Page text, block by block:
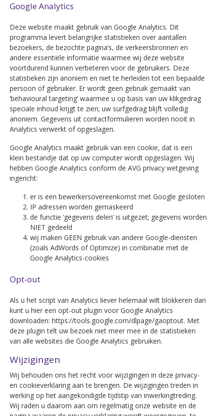
Google Analytics
Deze website maakt gebruik van Google Analytics. Dit
programma levert belangrijke statistieken over aantallen
bezoekers, de bezochte pagina’s, de verkeersbronnen en
andere essentiële informatie waarmee wij deze website
voortdurend kunnen verbeteren voor de gebruikers. Deze
statistieken zijn anoniem en niet te herleiden tot een bepaalde
persoon of gebruiker. Er wordt geen gebruik gemaakt van
‘behavioural targeting’ waarmee u op basis van uw klikgedrag
speciale inhoud krijgt te zien; uw surfgedrag blijft volledig
anoniem. Gegevens uit contactformulieren worden nooit in
Analytics verwerkt of opgeslagen.
Google Analytics maakt gebruik van een cookie, dat is een
klein bestandje dat op uw computer wordt opgeslagen. Wij
hebben Google Analytics conform de AVG privacy wetgeving
ingericht:
er is een bewerkersovereenkomst met Google gesloten
IP adressen worden gemaskeerd
de functie ‘gegevens delen’ is uitgezet; gegevens worden
NIET gedeeld
wij maken GEEN gebruik van andere Google-diensten
(zoals AdWords of Optimize) in combinatie met de
Google Analytics-cookies
Opt-out
Als u het script van Analytics liever helemaal wilt blokkeren dan
kunt u hier een opt-out plugin voor Google Analytics
downloaden: https://tools.google.com/dlpage/gaoptout. Met
deze plugin telt uw bezoek niet meer mee in de statistieken
van alle websites die Google Analytics gebruiken.
Wijzigingen
Wij behouden ons het recht voor wijzigingen in deze privacy-
en cookieverklaring aan te brengen. De wijzigingen treden in
werking op het aangekondigde tijdstip van inwerkingtreding.
Wij raden u daarom aan om regelmatig onze website en de